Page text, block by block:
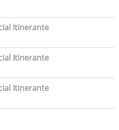
Itinerante
Itinerante
Itinerante